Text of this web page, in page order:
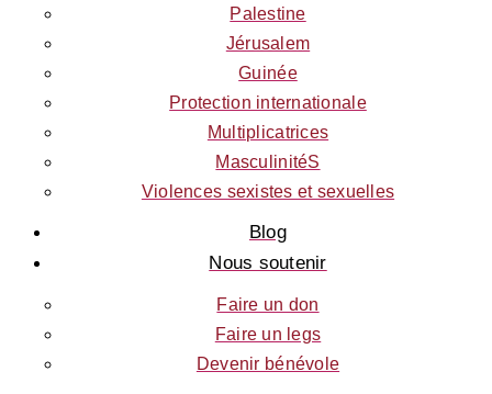
JÉRUSALEM
GUINÉE
PROTECTION
INTERNATIONALE
FAIRE UN LEGS
DEVENIR BÉNÉVOLE
Palestine
Jérusalem
Guinée
Protection internationale
Multiplicatrices
MasculinitéS
Violences sexistes et sexuelles
Blog
Nous soutenir
Faire un don
Faire un legs
Devenir bénévole